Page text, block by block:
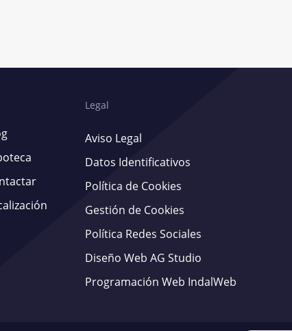
Legal
Aviso Legal
Datos Identificativos
Política de Cookies
Gestión de Cookies
Política Redes Sociales
Diseño Web AG Studio
Programación Web IndalWeb